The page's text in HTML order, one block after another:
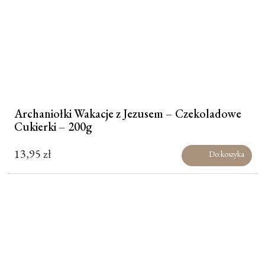
Archaniołki Wakacje z Jezusem – Czekoladowe
Cukierki – 200g
13,95zł Do koszyka